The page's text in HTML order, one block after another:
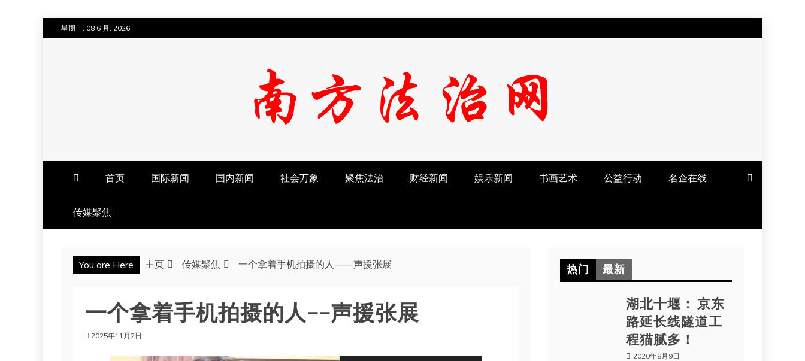
至
星期一, 08 6 月, 2026
首页 国际新闻 国内新闻 社会万象 聚焦法治 财经新闻 娱乐新闻 书画艺术 公益行动 名企在线
传媒聚焦
You are Here 主页 传媒聚焦 一个拿着手机拍摄的人——声援张展
一个拿着手机拍摄的人——声援张展
2025年11月2日
热门 最新
湖北十堰： 京东
路延长线隧道工
程猫腻多！
2020年8月9日